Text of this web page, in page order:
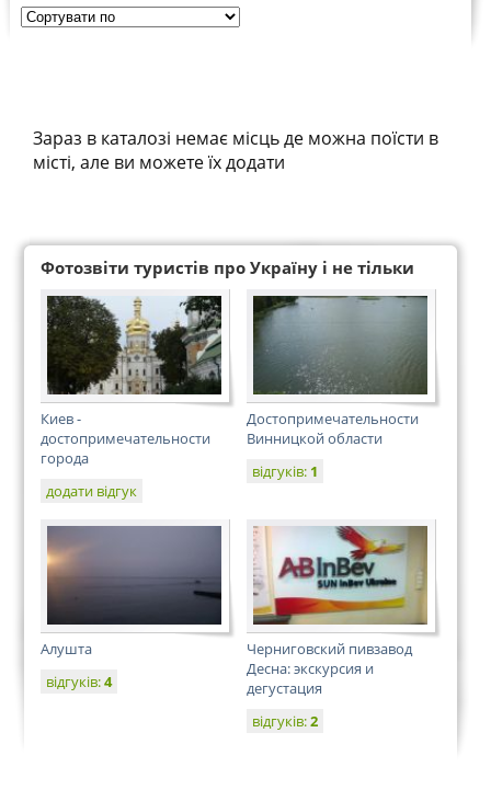
Зараз в каталозі немає місць де можна поїсти в
місті, але ви можете їх додати
Фотозвіти туристів про Україну і не тільки
Киев -
достопримечательности
города
додати відгук
Достопримечательности
Винницкой области
відгуків: 1
Алушта
відгуків:4
Черниговский пивзавод
Десна: экскурсия и
дегустация
відгуків:2